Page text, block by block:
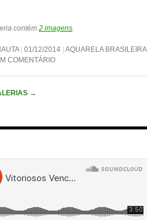
contém 2 imagens
01/12/2014 AQUARELA BRASILEIRA
COMENTÁRIO
→